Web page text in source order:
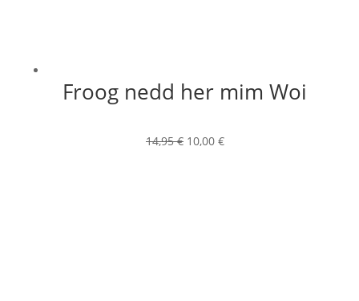
Froog nedd her mim Woi
14,95€ Ursprünglicher
10,00 €Aktueller